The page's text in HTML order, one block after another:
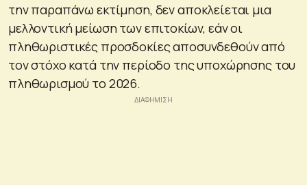
την παραπάνω εκτίμηση, δεν αποκλείεται μια
μελλοντική μείωση των επιτοκίων, εάν οι
πληθωριστικές προσδοκίες αποσυνδεθούν από
τον στόχο κατά την περίοδο της υποχώρησης του
πληθωρισμού το 2026.